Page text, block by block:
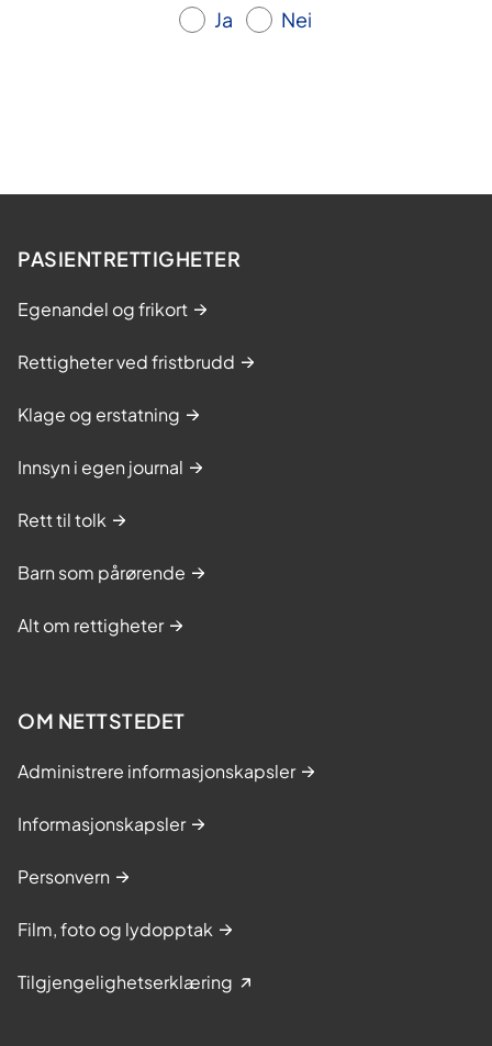
Ja Nei
PASIENTRETTIGHETER
Egenandel og frikort
Rettigheter ved fristbrudd
Klage og erstatning
Innsyn i egen journal
Rett til tolk
Barn som pårørende
Alt om rettigheter
OM NETTSTEDET
Administrere informasjonskapsler
Informasjonskapsler
Personvern
Film, foto og lydopptak
Tilgjengelighetserklæring